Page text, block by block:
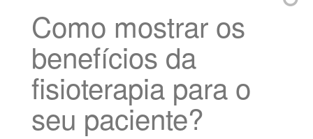
Como mostrar os
benefícios da
fisioterapia para o
seu paciente?